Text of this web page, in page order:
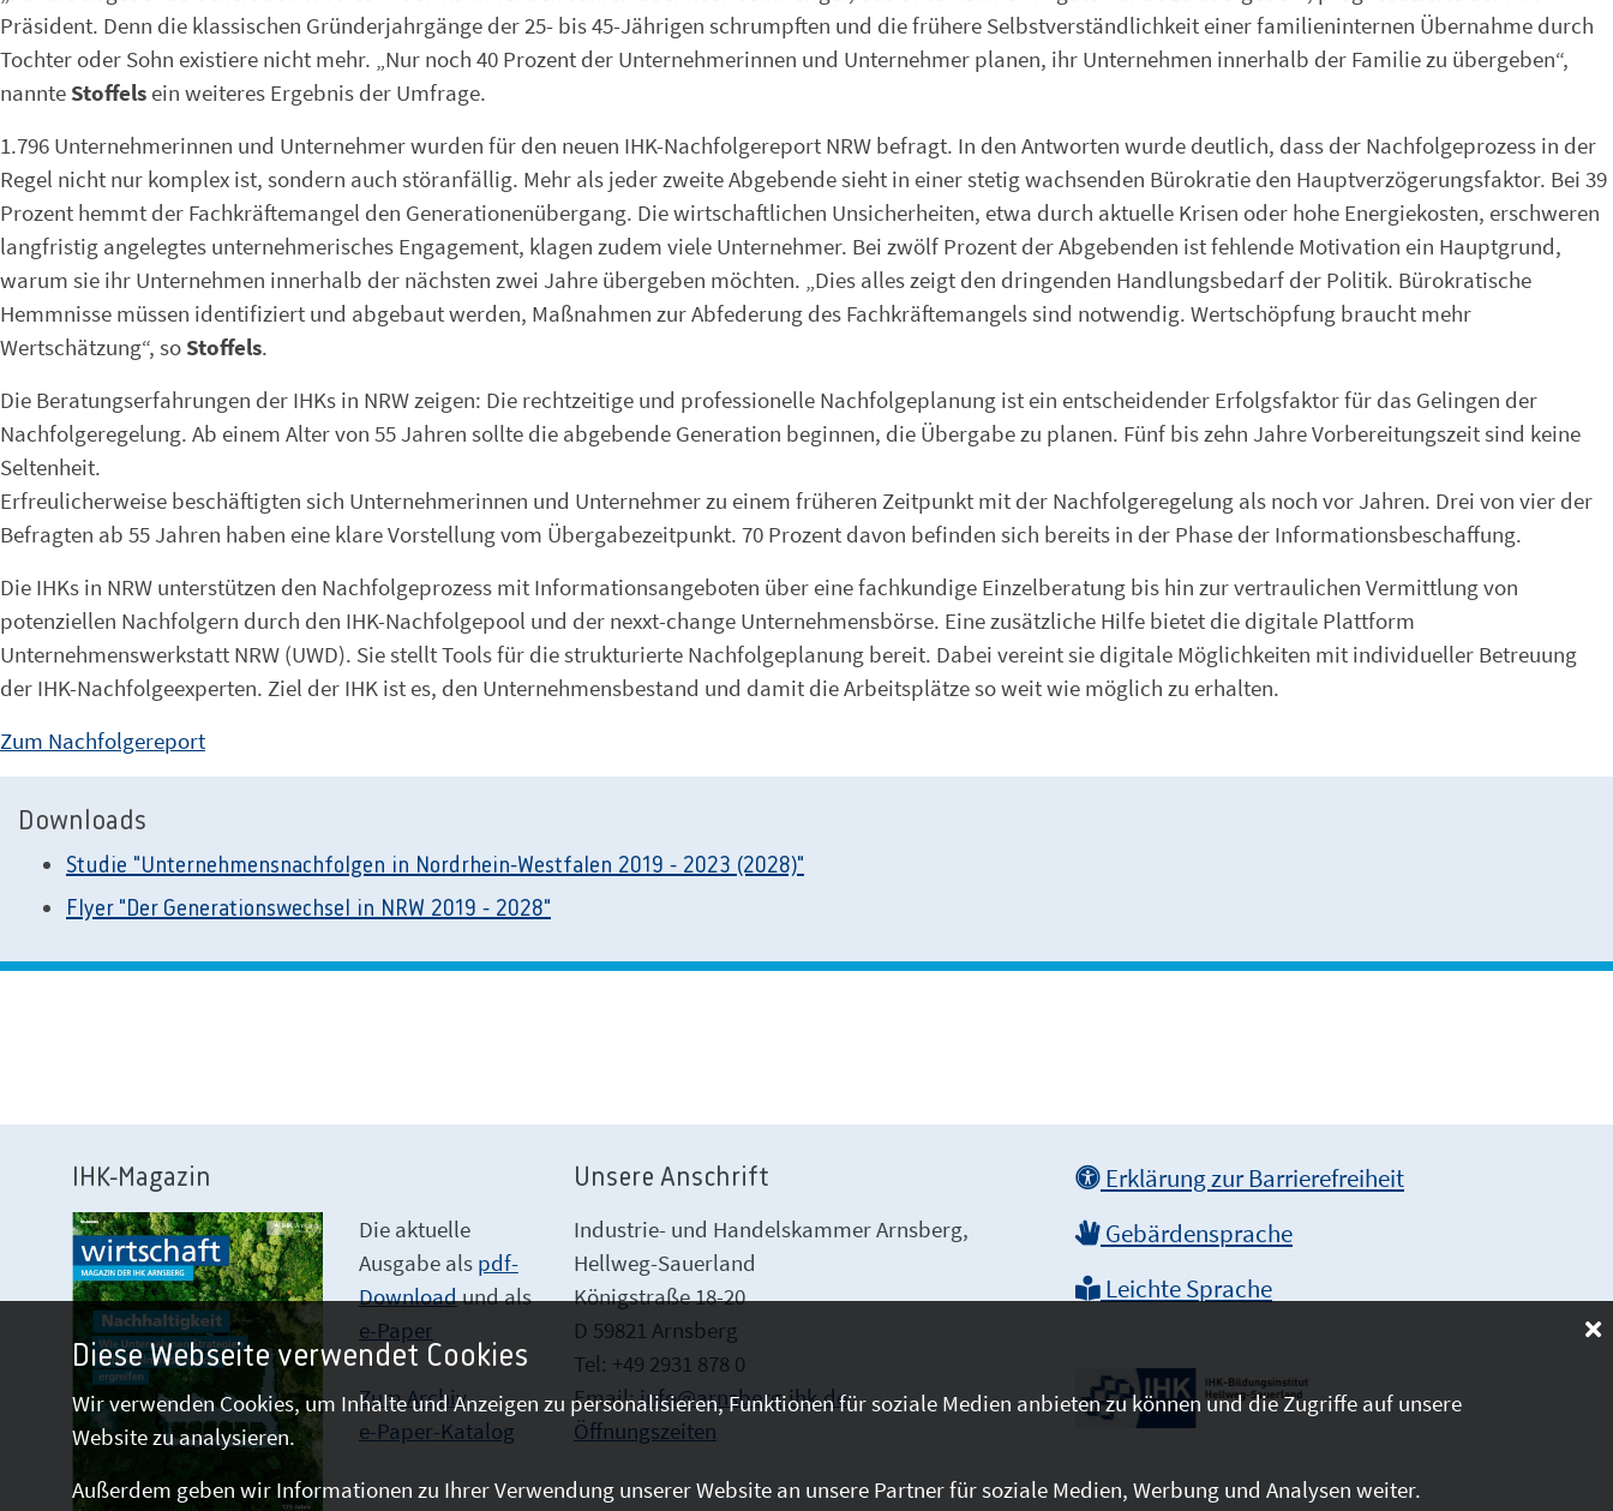
Präsident. Denn die klassischen Gründerjahrgänge der 25- bis 45-Jährigen schrumpften und die frühere Selbstverständlichkeit einer familieninternen Übernahme durch
Tochter oder Sohn existiere nicht mehr. „Nur noch 40 Prozent der Unternehmerinnen und Unternehmer planen, ihr Unternehmen innerhalb der Familie zu übergeben“,
nannte Stoffels ein weiteres Ergebnis der Umfrage.
1.796 Unternehmerinnen und Unternehmer wurden für den neuen IHK-Nachfolgereport NRW befragt. In den Antworten wurde deutlich, dass der Nachfolgeprozess in der
Regel nicht nur komplex ist, sondern auch störanfällig. Mehr als jeder zweite Abgebende sieht in einer stetig wachsenden Bürokratie den Hauptverzögerungsfaktor. Bei 39
Prozent hemmt der Fachkräftemangel den Generationenübergang. Die wirtschaftlichen Unsicherheiten, etwa durch aktuelle Krisen oder hohe Energiekosten, erschweren
langfristig angelegtes unternehmerisches Engagement, klagen zudem viele Unternehmer. Bei zwölf Prozent der Abgebenden ist fehlende Motivation ein Hauptgrund,
warum sie ihr Unternehmen innerhalb der nächsten zwei Jahre übergeben möchten. „Dies alles zeigt den dringenden Handlungsbedarf der Politik. Bürokratische
Hemmnisse müssen identifiziert und abgebaut werden, Maßnahmen zur Abfederung des Fachkräftemangels sind notwendig. Wertschöpfung braucht mehr
Wertschätzung“, so Stoffels.
Die Beratungserfahrungen der IHKs in NRW zeigen: Die rechtzeitige und professionelle Nachfolgeplanung ist ein entscheidender Erfolgsfaktor für das Gelingen der
Nachfolgeregelung. Ab einem Alter von 55 Jahren sollte die abgebende Generation beginnen, die Übergabe zu planen. Fünf bis zehn Jahre Vorbereitungszeit sind keine
Seltenheit.
Erfreulicherweise beschäftigten sich Unternehmerinnen und Unternehmer zu einem früheren Zeitpunkt mit der Nachfolgeregelung als noch vor Jahren. Drei von vier der
Befragten ab 55 Jahren haben eine klare Vorstellung vom Übergabezeitpunkt. 70 Prozent davon befinden sich bereits in der Phase der Informationsbeschaffung.
Die IHKs in NRW unterstützen den Nachfolgeprozess mit Informationsangeboten über eine fachkundige Einzelberatung bis hin zur vertraulichen Vermittlung von
potenziellen Nachfolgern durch den IHK-Nachfolgepool und der nexxt-change Unternehmensbörse. Eine zusätzliche Hilfe bietet die digitale Plattform
Unternehmenswerkstatt NRW (UWD). Sie stellt Tools für die strukturierte Nachfolgeplanung bereit. Dabei vereint sie digitale Möglichkeiten mit individueller Betreuung
der IHK-Nachfolgeexperten. Ziel der IHK ist es, den Unternehmensbestand und damit die Arbeitsplätze so weit wie möglich zu erhalten.
Zum Nachfolgereport
Downloads
Studie "Unternehmensnachfolgen in Nordrhein-Westfalen 2019 - 2023 (2028)"
Flyer "Der Generationswechsel in NRW 2019 - 2028"
IHK-Magazin
Die aktuelle
Ausgabe als pdf-
Downloadund als
e-Paper
Zum Archiv
e-Paper-Katalog
Unsere Anschrift
Industrie- und Handelskammer Arnsberg,
Hellweg-Sauerland
Königstraße 18-20
D 59821 Arnsberg
Tel: +49 2931 878 0
Email:info@arnsberg.ihk.de
Öffnungszeiten
Erklärung zur Barrierefreiheit
Gebärdensprache
Leichte Sprache
Diese Webseite verwendet Cookies
Wir verwenden Cookies, um Inhalte und Anzeigen zu personalisieren, Funktionen für soziale Medien anbieten zu können und die Zugriffe auf unsere
Website zu analysieren.
Außerdem geben wir Informationen zu Ihrer Verwendung unserer Website an unsere Partner für soziale Medien, Werbung und Analysen weiter.